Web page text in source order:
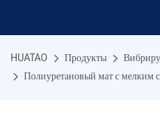
HUATAO Продукты
Полиуретановый мат с мелким